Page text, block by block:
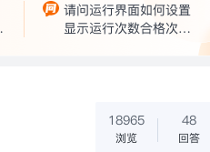
请问运行界面如何设置
显示运行次数合格次数
18965
浏览
48
回答